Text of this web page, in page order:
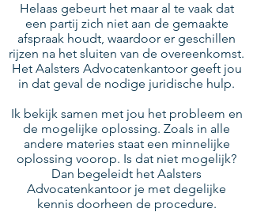
Helaas gebeurt het maar al te vaak dat
een partij zich niet aan de gemaakte
afspraak houdt, waardoor er geschillen
rijzen na het sluiten van de overeenkomst.
Het Aalsters Advocatenkantoor geeft jou
in dat geval de nodige juridische hulp.
Ik bekijk samen met jou het probleem en
de mogelijke oplossing. Zoals in alle
andere materies staat een minnelijke
oplossing voorop. Is dat niet mogelijk?
Dan begeleidt het Aalsters
Advocatenkantoor je met degelijke
kennis doorheen de procedure.